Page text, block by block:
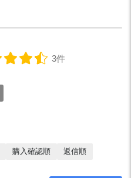
3件
購入確認順
返信順